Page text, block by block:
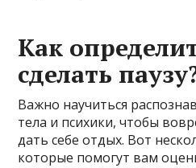
Как
сделать
Важно научиться
тела и психики, чтобы
дать себе отдых. Вот
которые помогут вам